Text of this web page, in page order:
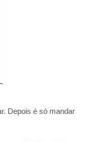
Depois é só mandar